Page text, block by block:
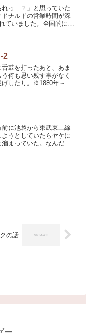
れっ…？」と思っていた
ナルドの営業時間が深
ていました。全国的にそ
イクを...
2
鼓を打ったあと、あま
何も思い残す事がなく
げしたり。※1880年～
※一...
に池袋から東武東上線
うとしていたらヤケに
溜まっていた。なんだろ
の話